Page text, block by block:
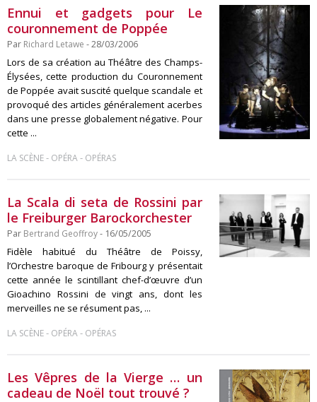
Ennui et gadgets pour Le
couronnement de Poppée
Par Richard Letawe - 28/03/2006
Lors de sa création au Théâtre des Champs-
Élysées, cette production du Couronnement
de Poppée avait suscité quelque scandale et
provoqué des articles généralement acerbes
dans une presse globalement négative. Pour
cette ...
LA SCÈNE- OPÉRA- OPÉRAS
La Scala di seta de Rossini par
le Freiburger Barockorchester
Par Bertrand Geoffroy- 16/05/2005
Fidèle habitué du Théâtre de Poissy,
l’Orchestre baroque de Fribourg y présentait
cette année le scintillant chef-d’œuvre d’un
Gioachino Rossini de vingt ans, dont les
merveilles ne se résument pas, ...
LA SCÈNE- OPÉRA- OPÉRAS
Les Vêpres de la Vierge … un
cadeau de Noël tout trouvé ?